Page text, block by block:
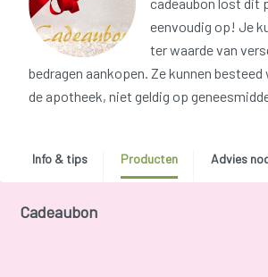
eenvoudig op! Je
ter waarde van
bedragen aankopen. Ze kunnen besteed
de apotheek, niet geldig op
Info & tips Producten Advies
Cadeaubon